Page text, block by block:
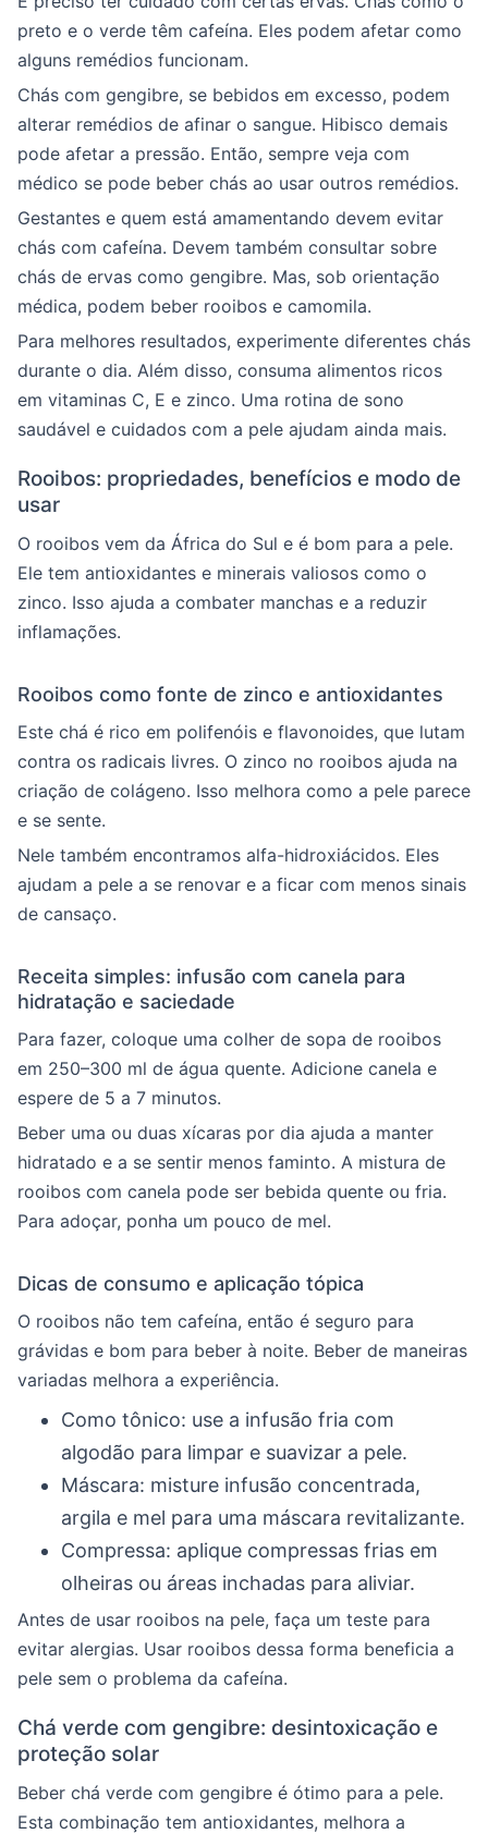
preto e o verde têm cafeína. Eles podem afetar como
alguns remédios funcionam.
Chás com gengibre, se bebidos em excesso, podem
alterar remédios de afinar o sangue. Hibisco demais
pode afetar a pressão. Então, sempre veja com
médico se pode beber chás ao usar outros remédios.
Gestantes e quem está amamentando devem evitar
chás com cafeína. Devem também consultar sobre
chás de ervas como gengibre. Mas, sob orientação
médica, podem beber rooibos e camomila.
Para melhores resultados, experimente diferentes chás
durante o dia. Além disso, consuma alimentos ricos
em vitaminas C, E e zinco. Uma rotina de sono
saudável e cuidados com a pele ajudam ainda mais.
Rooibos: propriedades, benefícios e modo de
usar
O rooibos vem da África do Sul e é bom para a pele.
Ele tem antioxidantes e minerais valiosos como o
zinco. Isso ajuda a combater manchas e a reduzir
inflamações.
Rooibos como fonte de zinco e antioxidantes
Este chá é rico em polifenóis e flavonoides, que lutam
contra os radicais livres. O zinco no rooibos ajuda na
criação de colágeno. Isso melhora como a pele parece
e se sente.
Nele também encontramos alfa-hidroxiácidos. Eles
ajudam a pele a se renovar e a ficar com menos sinais
de cansaço.
Receita simples: infusão com canela para
hidratação e saciedade
Para fazer, coloque uma colher de sopa de rooibos
em 250–300 ml de água quente. Adicione canela e
espere de 5 a 7 minutos.
Beber uma ou duas xícaras por dia ajuda a manter
hidratado e a se sentir menos faminto. A mistura de
rooibos com canela pode ser bebida quente ou fria.
Para adoçar, ponha um pouco de mel.
Dicas de consumo e aplicação tópica
O rooibos não tem cafeína, então é seguro para
grávidas e bom para beber à noite. Beber de maneiras
variadas melhora a experiência.
Como tônico: use a infusão fria com
algodão para limpar e suavizar a pele.
Máscara: misture infusão concentrada,
argila e mel para uma máscara revitalizante.
Compressa: aplique compressas frias em
olheiras ou áreas inchadas para aliviar.
Antes de usar rooibos na pele, faça um teste para
evitar alergias. Usar rooibos dessa forma beneficia a
pele sem o problema da cafeína.
Chá verde com gengibre: desintoxicação e
proteção solar
Beber chá verde com gengibre é ótimo para a pele.
Esta combinação tem antioxidantes, melhora a